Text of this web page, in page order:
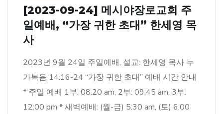
[2023-09-24] 메시야장로교회 주
일예배, “가장 귀한 초대” 한세영 목
사
2023년 9월 24일 주일예배, 설교: 한세영 목사 누
가복음 14:16-24 “가장 귀한 초대” 예배 시간 안내
* 주일 예배 1부: 08:20 am, 2부: 09:45 am, 3부:
12:00 pm * 새벽예배: (월-금) 5:30 am, (토) 6:00